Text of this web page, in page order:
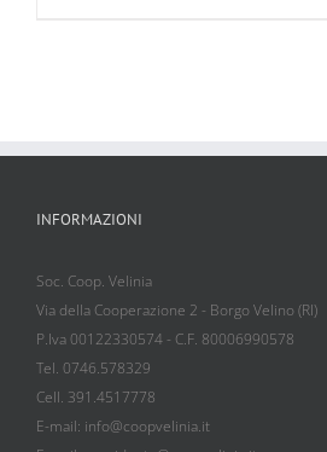
INFORMAZIONI
Soc. Coop. Velinia
Via della Cooperazione 2 - Borgo Velino (RI)
P.Iva 00122330574 - C.F. 80006990578
Tel. 0746.578329
Cell. 391.4517778
E-mail: info@coopvelinia.it